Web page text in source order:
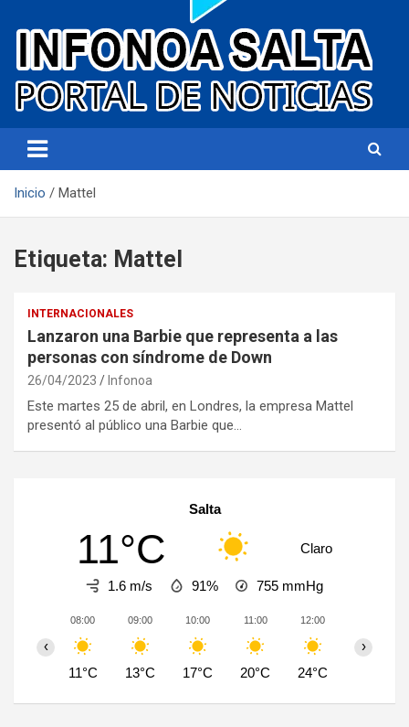
Infonoa Salta
Inicio Mattel
Etiqueta: Mattel
INTERNACIONALES
Lanzaron una Barbie que representa a las
personas con síndrome de Down
26/04/2023 Infonoa
Este martes 25 de abril, en Londres, la empresa Mattel
presentó al público una Barbie que…
Salta
11°C Claro
1.6 m/s 91% 755 mmHg
08:00
11°C
09:00
13°C
10:00
17°C
11:00
20°C
12:00
24°C
‹ ›